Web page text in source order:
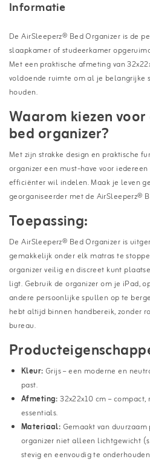
Informatie
De AirSleeperz® Bed Organizer is de
slaapkamer of studeerkamer
Met een praktische afmeting van
voldoende ruimte om al je belangrijke
houden.
Waarom kiezen
bed organizer?
Met zijn strakke design en praktische
organizer een must-have voor
efficiënter wil indelen. Maak je leven
georganiseerder met de AirSleeperz®
Toepassing:
De AirSleeperz® Bed Organizer is
gemakkelijk onder elk matras te
organizer veilig en discreet kunt
ligt. Gebruik de organizer om je iPad,
andere persoonlijke spullen op te
hebt altijd binnen handbereik, zonder
bureau.
Kleur: Grijs – een moderne en
past.
Afmeting:32x22x10 cm –
essentials.
Materiaal: Gemaakt van
organizer niet alleen lichtgewicht
stevig en eenvoudig te